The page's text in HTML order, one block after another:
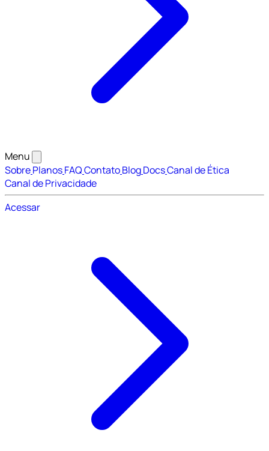
Menu
SobrePlanosFAQContatoBlogDocsCanal de Ética
Canal de Privacidade
Acessar